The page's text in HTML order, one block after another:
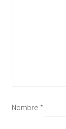
Nombre *